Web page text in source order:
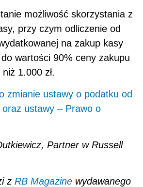
możliwość skorzystania z
przy czym odliczenie od
na zakup kasy
wartości 90% ceny zakupu
1.000 zł.
zmianie ustawy o podatku od
oraz ustawy – Prawo o
Partner w Russell
z RB Magazine wydawanego